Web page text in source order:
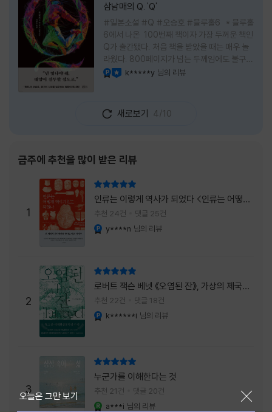
삼남매의 Q. 'Q'
#일본소설 #Q #오승호 #블루홀6 * 블루홀
6에서 나온 100번째 책이자 가장 두꺼운 책인
Q가 출간됐다. 처음 책을 받았을 때는 매우 놀
라웠다. 800페이지가 넘는 두께임에도 불구하
고 생각보다 책이 가벼웠다. 여기에 측면을 영
제목이 Q란다. 처음 제목을 봤을 때 나는 질문
을 의미하는 Question을 떠올렸다. 하지만 이
려는 걸까, 아니면 같이 논의를 하자는 걸까 고
개를 갸웃거리며 책을 펴들었다. * 틈만 나면
경적을 울리고 욕을 입에 달고 사는 선배와 일
하고 있는 하치. 히토미 클린이라는 청소업체
직원으로 일하는 그녀가 바라는 것은 그저 고요
한
k*****y 님의 리뷰
새로보기 4/10
금주에 추천을 많이 받은 리뷰
1
인류는 이렇게 역사가 되었다 <인류는 어떻게
역사가 되었나>
추천 24건 댓글 25건
y****n 님의 리뷰
2
로버트 잭슨 베넷 《오염된 잔》, 가상의 제국이
주는 실감과 미스터리 사건의 치밀함이 이루어
내는 최상의 시너지...
추천 22건 댓글 18건
k******i 님의 리뷰
3
누군가를 이해한다는 것
추천 21건 댓글 20건
a***i 님의 리뷰
오늘은 그만 보기